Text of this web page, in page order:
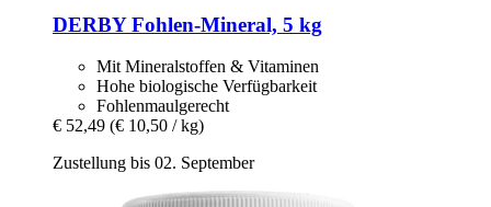
DERBYFohlen-​Mineral, 5 kg
Mit Mineralstoffen & Vitaminen
Hohe biologische Verfügbarkeit
Fohlenmaulgerecht
€ 52,49 (€ 10,50 / kg)
Zustellung bis 02. September